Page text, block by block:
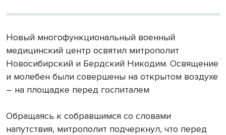
Новый многофункциональный военный
медицинский центр освятил митрополит
Новосибирский и Бердский Никодим. Освящение
и молебен были совершены на открытом воздухе
– на площадке перед госпиталем
Обращаясь к собравшимся со словами
напутствия, митрополит подчеркнул, что перед